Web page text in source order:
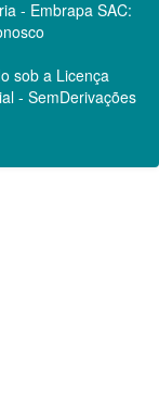
- Embrapa SAC:
sob a Licença
- SemDerivações